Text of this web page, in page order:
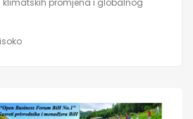
klimatskih promjena i globalnog